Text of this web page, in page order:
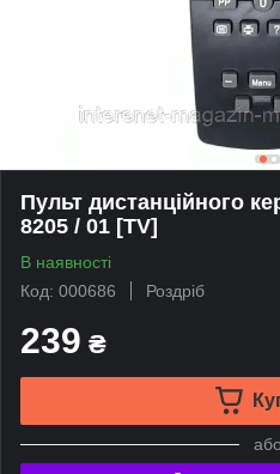
Пульт дистанційного
8205 / 01 [TV]
В наявності
Код: 000686
Роздріб
239 ₴
або